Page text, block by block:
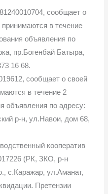
сообщает о
в течение
объявления по
пр.Богенбай Батыра,
16 68.
сообщает о своей
в течение 2
объявления по адресу:
р-н, ул.Навои, дом 68,
кооператив
(РК, ЗКО, р-н
с.Каражар, ул.Аманат,
Претензии